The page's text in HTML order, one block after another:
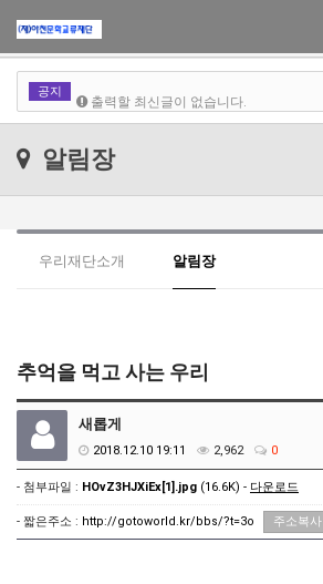
공지
출력할 최신글이 없습니다.
출력할 최신글이 없습니다.
알림장
우리재단소개 알림장
추억을 먹고 사는 우리
새롭게
2018.12.10 19:11 2,962 0
- 첨부파일 : HOvZ3HJXiEx[1].jpg (16.6K) - 다운로드
- 짧은주소 : http://gotoworld.kr/bbs/?t=3o 주소복사